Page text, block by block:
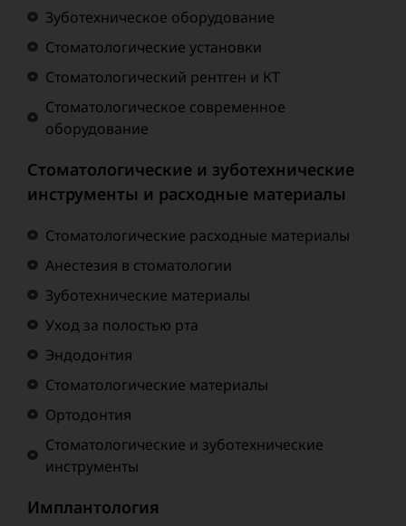
Зуботехническое оборудование
Стоматологические установки
Стоматологический рентген и КТ
Стоматологическое современное
оборудование
Стоматологические и зуботехнические
инструменты и расходные материалы
Стоматологические расходные материалы
Анестезия в стоматологии
Зуботехнические материалы
Уход за полостью рта
Эндодонтия
Стоматологические материалы
Ортодонтия
Стоматологические и зуботехнические
инструменты
Имплантология